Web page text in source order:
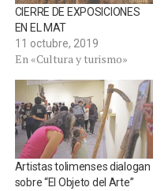
CIERRE DE EXPOSICIONES
EN EL MAT
11 octubre, 2019
En «Cultura y turismo»
Artistas tolimenses dialogan
sobre “El Objeto del Arte”